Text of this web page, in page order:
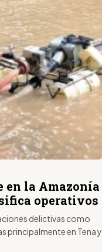
en la Amazonía
operativos
delictivas como
principalmente en Tena y